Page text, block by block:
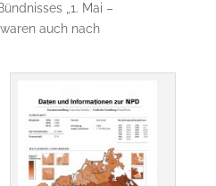
„1. Mai –
auch nach